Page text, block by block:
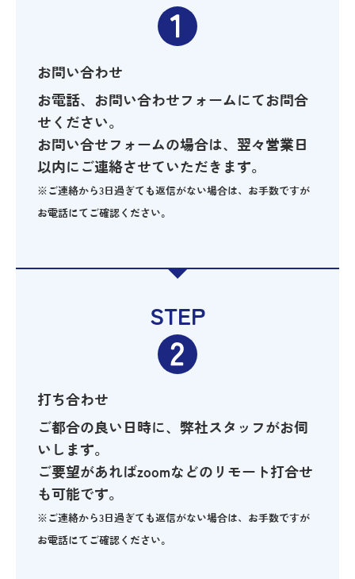
お問い合わせ
お電話、お問い合わせフォームにてお問合
せください。
お問い合せフォームの場合は、翌々営業日
以内にご連絡させていただきます。
※ご連絡から3日過ぎても返信がない場合は、お手数ですが
お電話にてご確認ください。
STEP
打ち合わせ
ご都合の良い日時に、弊社スタッフがお伺
いします。
ご要望があればzoomなどのリモート打合せ
も可能です。
※ご連絡から3日過ぎても返信がない場合は、お手数ですが
お電話にてご確認ください。